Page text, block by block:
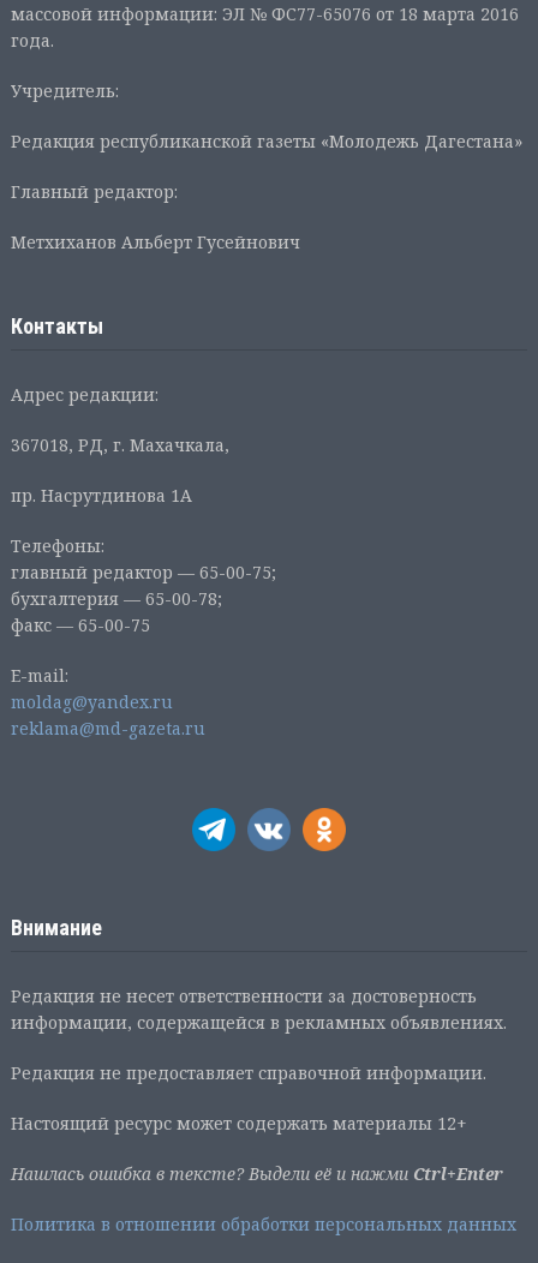
массовой информации: ЭЛ № ФС77-65076 от 18 марта 2016
года.
Учредитель:
Редакция республиканской газеты «Молодежь Дагестана»
Главный редактор:
Метхиханов Альберт Гусейнович
Контакты
Адрес редакции:
367018, РД, г. Махачкала,
пр. Насрутдинова 1А
Телефоны:
главный редактор — 65-00-75;
бухгалтерия — 65-00-78;
факс — 65-00-75
E-mail:
moldag@yandex.ru
reklama@md-gazeta.ru
Внимание
Редакция не несет ответственности за достоверность
информации, содержащейся в рекламных объявлениях.
Редакция не предоставляет справочной информации.
Настоящий ресурс может содержать материалы 12+
Нашлась ошибка в тексте? Выдели её и нажми Ctrl+Enter
Политика в отношении обработки персональных данных